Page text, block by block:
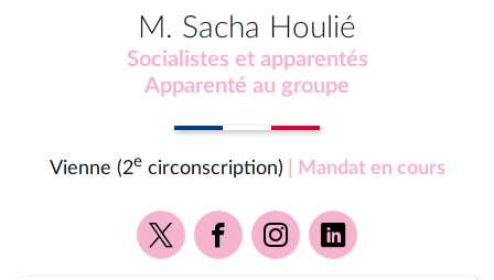
M. Sacha Houlié
Socialistes et apparentés
Apparenté au groupe
Vienne (2ecirconscription) | Mandat en cours
Voir
la
Voir
la
Voir
la
Voir
la